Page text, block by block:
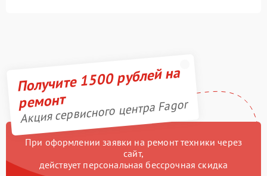
Получите 1500 рублей на
ремонт
Акция сервисного центра Fagor
При оформлении заявки на ремонт техники через
сайт,
действует персональная бессрочная скидка